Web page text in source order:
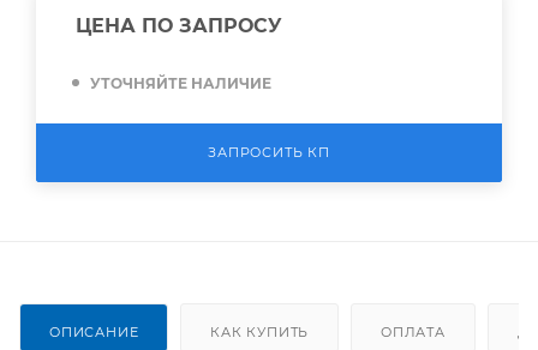
ЦЕНА ПО ЗАПРОСУ
УТОЧНЯЙТЕ НАЛИЧИЕ
ЗАПРОСИТЬ КП
ОПИСАНИЕ КАК КУПИТЬ ОПЛАТА